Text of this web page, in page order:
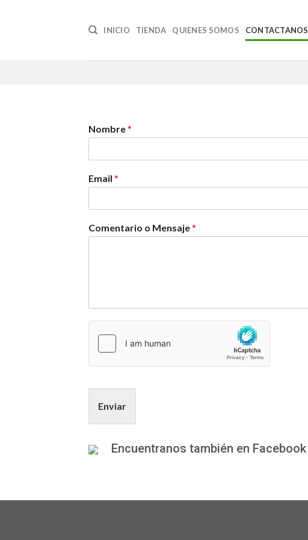
INICIO TIENDA QUIENES SOMOS CONTACTANOS
Nombre*
Email *
Comentario o Mensaje*
Enviar
Encuentranos también en Facebook